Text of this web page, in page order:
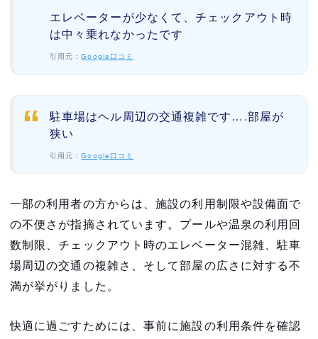
エレベーターが少なくて、チェックアウト時
は中々乗れなかったです
引用元：Google口コミ
駐車場はヘル周辺の交通複雑です….部屋が
狭い
引用元：Google口コミ
一部の利用者の方からは、施設の利用制限や設備面で
の不便さが指摘されています。プールや温泉の利用回
数制限、チェックアウト時のエレベーター混雑、駐車
場周辺の交通の複雑さ、そして部屋の広さに対する不
満が挙がりました。
快適に過ごすためには、事前に施設の利用条件を確認